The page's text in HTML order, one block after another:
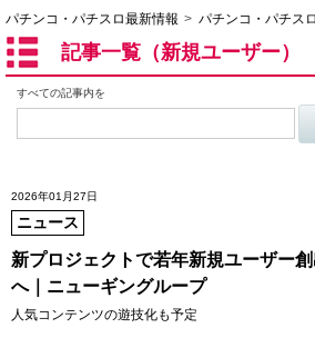
パチンコ・パチスロ最新情報 パチンコ・パチス
記事一覧（新規ユーザー）
すべての記事内を
2026年01月27日
ニュース
新プロジェクトで若年新規ユーザー創
へ｜ニューギングループ
人気コンテンツの遊技化も予定